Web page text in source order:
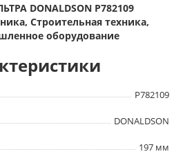
DONALDSON P782109
Строительная техника,
оборудование
P782109
DONALDSON
197 мм